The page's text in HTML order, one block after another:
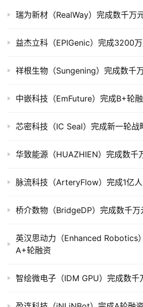
购
司
市
创
数
业
学
瑞为新材（RealWay）完成数千万
益杰立科（EPIGenic）完成3200
祥根生物（Sungening）完成数千
中嵌科技（EmFuture）完成B+轮
芯密科技（IC Seal）完成新一轮战
华致能源（HUAZHIEN）完成数千
脉流科技（ArteryFlow）完成1亿
桥介数物（BridgeDP）完成数千万
英汉思动力（Enhanced Robotics
A+轮融资
智绘微电子（IDM GPU）完成数千